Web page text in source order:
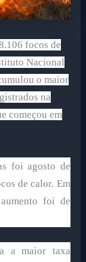
focos de
Nacional
o maior
na
começou em
foi agosto de
de calor. Em
foi de
a maior taxa